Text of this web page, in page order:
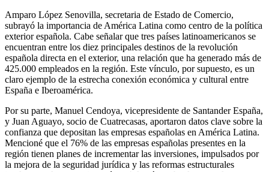
Amparo López Senovilla, secretaria de Estado de Comercio,
subrayó la importancia de América Latina como centro de la política
exterior española. Cabe señalar que tres países latinoamericanos se
encuentran entre los diez principales destinos de la revolución
española directa en el exterior, una relación que ha generado más de
425.000 empleados en la región. Este vínculo, por supuesto, es un
claro ejemplo de la estrecha conexión económica y cultural entre
España e Iberoamérica.
Por su parte, Manuel Cendoya, vicepresidente de Santander España,
y Juan Aguayo, socio de Cuatrecasas, aportaron datos clave sobre la
confianza que depositan las empresas españolas en América Latina.
Mencioné que el 76% de las empresas españolas presentes en la
región tienen planes de incrementar las inversiones, impulsados ​​por
la mejora de la seguridad jurídica y las reformas estructurales